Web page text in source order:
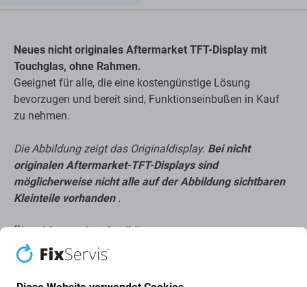
Neues nicht originales Aftermarket TFT-Display mit
Touchglas, ohne Rahmen.
Geeignet für alle, die eine kostengünstige Lösung
bevorzugen und bereit sind, Funktionseinbußen in Kauf
zu nehmen.
Die Abbildung zeigt das Originaldisplay. Bei nicht
originalen Aftermarket-TFT-Displays sind
möglicherweise nicht alle auf der Abbildung sichtbaren
Kleinteile vorhanden.
Über Aftermarket-Qualität
Hergestellt von einem Drittanbieter, nicht direkt vom
Gerätehersteller.